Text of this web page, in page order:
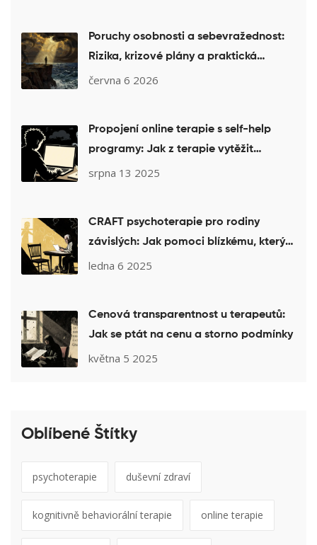
Poruchy osobnosti a sebevražednost:
Rizika, krizové plány a praktická
pomoc
června 6 2026
Propojení online terapie s self-help
programy: Jak z terapie vytěžit
maximum
srpna 13 2025
CRAFT psychoterapie pro rodiny
závislých: Jak pomoci blízkému, který
odmítá léčbu
ledna 6 2025
Cenová transparentnost u terapeutů:
Jak se ptát na cenu a storno podmínky
května 5 2025
Oblíbené Štítky
psychoterapie duševní zdraví
kognitivně behaviorální terapie online terapie